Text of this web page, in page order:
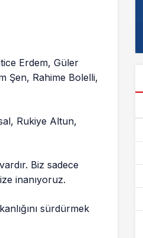
Erdem, Güler
Şen, Rahime Bolelli,
Rukiye Altun,
Biz sadece
inanıyoruz.
sürdürmek